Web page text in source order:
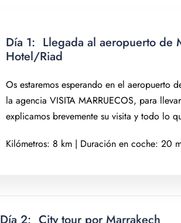
Día 1: Llegada al aeropuerto de
Hotel/Riad
Os estaremos esperando en el aeropuerto
la agencia VISITA MARRUECOS, para
explicamos brevemente su visita y todo lo
Kilómetros: 8 km | Duración en coche: 20